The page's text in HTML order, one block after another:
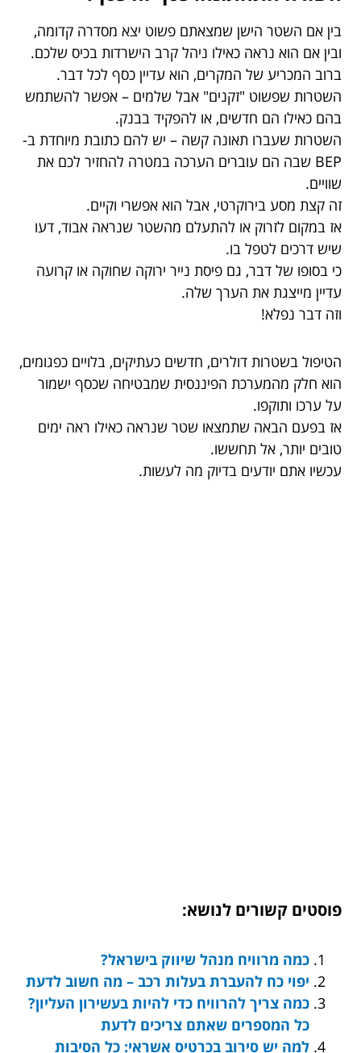
בין אם השטר הישן שמצאתם פשוט יצא מסדרה קדומה,
ובין אם הוא נראה כאילו ניהל קרב הישרדות בכיס שלכם.
ברוב המכריע של המקרים, הוא עדיין כסף לכל דבר.
השטרות שפשוט "זקנים" אבל שלמים – אפשר להשתמש
בהם כאילו הם חדשים, או להפקיד בבנק.
השטרות שעברו תאונה קשה – יש להם כתובת מיוחדת ב-
BEP שבה הם עוברים הערכה במטרה להחזיר לכם את
שוויים.
זה קצת מסע בירוקרטי, אבל הוא אפשרי וקיים.
אז במקום לזרוק או להתעלם מהשטר שנראה אבוד, דעו
שיש דרכים לטפל בו.
כי בסופו של דבר, גם פיסת נייר ירוקה שחוקה או קרועה
עדיין מייצגת את הערך שלה.
וזה דבר נפלא!
הטיפול בשטרות דולרים, חדשים כעתיקים, בלויים כפגומים,
הוא חלק מהמערכת הפיננסית שמבטיחה שכסף ישמור
על ערכו ותוקפו.
אז בפעם הבאה שתמצאו שטר שנראה כאילו ראה ימים
טובים יותר, אל תחששו.
עכשיו אתם יודעים בדיוק מה לעשות.
פוסטים קשורים לנושא:
כמה מרוויח מנהל שיווק בישראל?
יפוי כח להעברת בעלות רכב – מה חשוב לדעת
כמה צריך להרוויח כדי להיות בעשירון העליון?
כל המספרים שאתם צריכים לדעת
למה יש סירוב בכרטיס אשראי: כל הסיבות